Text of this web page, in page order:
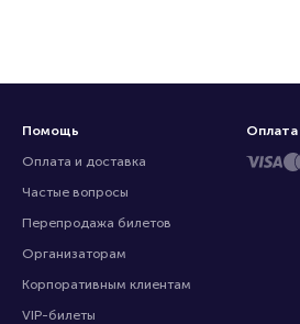
Помощь
Оплата и доставка
Частые вопросы
Перепродажа билетов
Организаторам
Корпоративным клиентам
VIP-билеты
Оплата